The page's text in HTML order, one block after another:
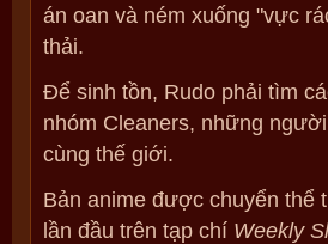
án oan và ném xuống "vực
thải.
Để sinh tồn, Rudo phải tìm
nhóm Cleaners, những
cùng thế giới.
Bản anime được chuyển thể
lần đầu trên tạp chí Weekly